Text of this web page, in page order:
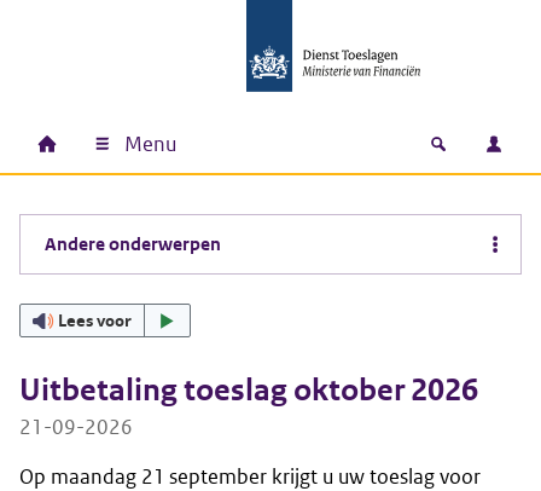
Hoofdnavigatie
Home Menu Open
Andere onderwerpen
Lees voor
Uitbetaling toeslag oktober 2026
21-09-2026
Op maandag 21 september krijgt u uw toeslag voor